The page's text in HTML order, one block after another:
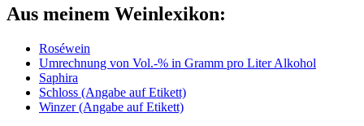
Aus meinem Weinlexikon:
Roséwein
Umrechnung von Vol.-% in Gramm pro Liter Alkohol
Saphira
Schloss (Angabe auf Etikett)
Winzer (Angabe auf Etikett)